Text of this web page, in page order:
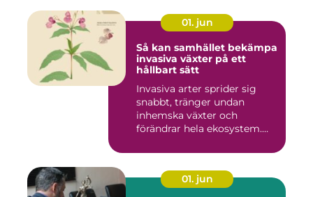
01. jun
Så kan samhället bekämpa
invasiva växter på ett
hållbart sätt
Invasiva arter sprider sig
snabbt, tränger undan
inhemska växter och
förändrar hela ekosystem.
01. jun